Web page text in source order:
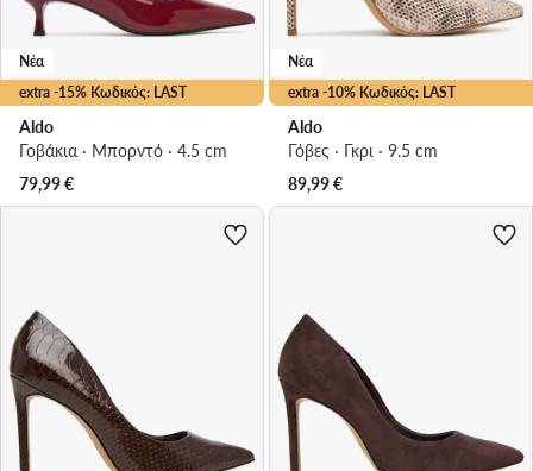
extra -15% Κωδικός: LAST
Νέα
Aldo
Γοβάκια · Μπορντό · 4.5 cm
79,99€
extra -10% Κωδικός: LAST
Νέα
Aldo
Γόβες · Γκρι · 9.5 cm
89,99€